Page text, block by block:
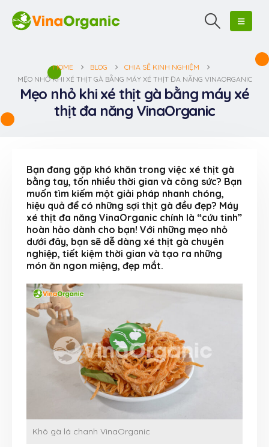
HOME BLOG
CHIA SẺ KINH NGHIỆM
MẸO NHỎ KHI XÉ THỊT GÀ BẰNG MÁY XÉ THỊT ĐA NĂNG VINAORGANIC
Mẹo nhỏ khi xé thịt gà bằng máy xé
thịt đa năng VinaOrganic
Bạn đang gặp khó khăn trong việc xé thịt gà
bằng tay, tốn nhiều thời gian và công sức? Bạn
muốn tìm kiếm một giải pháp nhanh chóng,
hiệu quả để có những sợi thịt gà đều đẹp? Máy
xé thịt đa năng VinaOrganic chính là “cứu tinh”
hoàn hảo dành cho bạn! Với những mẹo nhỏ
dưới đây, bạn sẽ dễ dàng xé thịt gà chuyên
nghiệp, tiết kiệm thời gian và tạo ra những
món ăn ngon miệng, đẹp mắt.
Khô gà lá chanh VinaOrganic